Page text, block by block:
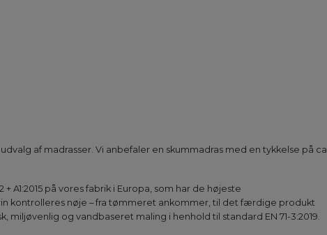
af madrasser. Vi anbefaler en skummadras med en tykkelse på ca.
A1:2015 på vores fabrik i Europa, som har de højeste
kontrolleres nøje – fra tømmeret ankommer, til det færdige produkt
og vandbaseret maling i henhold til standard EN 71-3:2019.